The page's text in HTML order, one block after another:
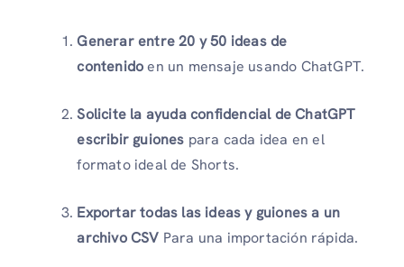
Generar entre 20 y 50 ideas de
contenidoen un mensaje usando ChatGPT.
Solicite la ayuda confidencial de ChatGPT
escribir guiones para cada idea en el
formato ideal de Shorts.
Exportar todas las ideas y guiones a un
archivo CSV Para una importación rápida.